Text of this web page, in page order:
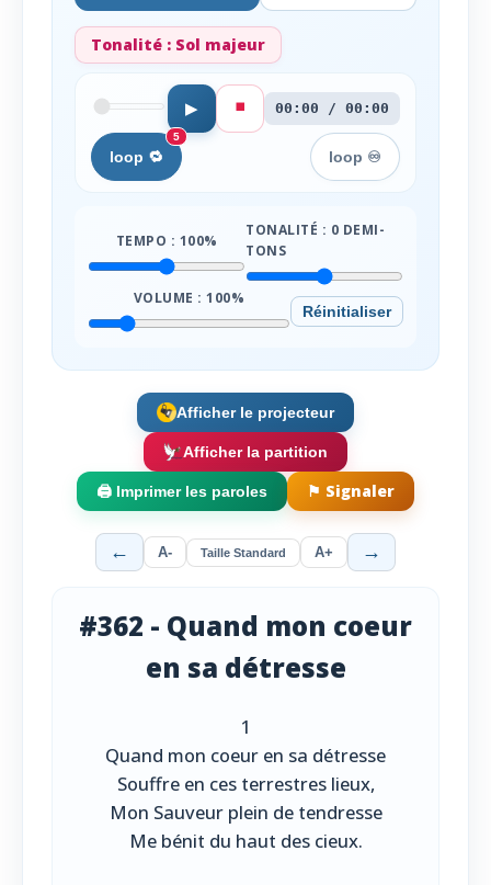
Tonalité : Sol majeur
▶ ⏹️ 00:00 / 00:00
loop 🔁
5
loop ♾️
TEMPO : 100%
TONALITÉ : 0 DEMI-
TONS
VOLUME :100%
Réinitialiser
Afficher le projecteur
Afficher la partition
🖨️ Imprimer les paroles ⚑ Signaler
← A- Taille Standard A+ →
#362 - Quand mon coeur
en sa détresse
1
Quand mon coeur en sa détresse
Souffre en ces terrestres lieux,
Mon Sauveur plein de tendresse
Me bénit du haut des cieux.